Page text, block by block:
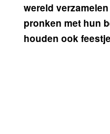
wereld
pronken met hun
houden ook